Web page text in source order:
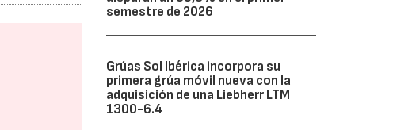
semestre de 2026
Grúas Sol Ibérica incorpora su
primera grúa móvil nueva con la
adquisición de una Liebherr LTM
1300-6.4